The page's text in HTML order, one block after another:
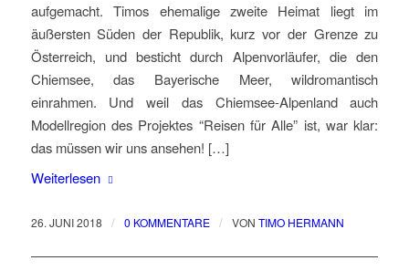
aufgemacht. Timos ehemalige zweite Heimat liegt im
äußersten Süden der Republik, kurz vor der Grenze zu
Österreich, und besticht durch Alpenvorläufer, die den
Chiemsee, das Bayerische Meer, wildromantisch
einrahmen. Und weil das Chiemsee-Alpenland auch
Modellregion des Projektes “Reisen für Alle” ist, war klar:
das müssen wir uns ansehen! […]
Weiterlesen
26. JUNI 2018 / 0 KOMMENTARE / VON TIMO HERMANN